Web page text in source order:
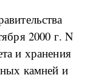
2000 г. N
и хранения
камней и